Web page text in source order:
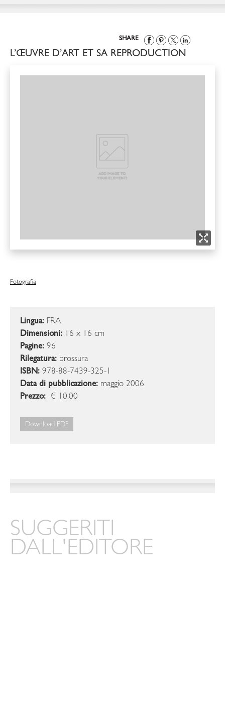
SHARE
L’ŒUVRE D’ART ET SA REPRODUCTION
Fotografia
Lingua: FRA
Dimensioni: 16 x 16 cm
Pagine: 96
Rilegatura: brossura
ISBN: 978-88-7439-325-1
Data di pubblicazione: maggio 2006
Prezzo: € 10,00
Download PDF
SUGGERITI
DALL'EDITORE